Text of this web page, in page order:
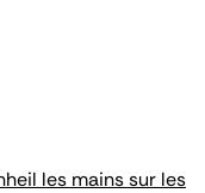
les mains sur les